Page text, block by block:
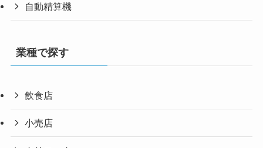
自動精算機
業種で探す
飲食店
小売店